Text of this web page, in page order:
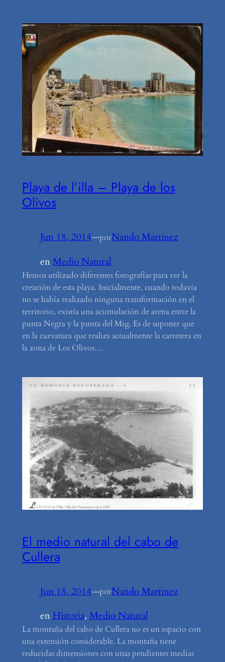
Playa de l’illa – Playa de los
Olivos
Jun 18, 2014—porNando Martinez
enMedio Natural
Hemos utilizado diferentes fotografías para ver la
creación de esta playa. Inicialmente, cuando todavía
no se había realizado ninguna transformación en el
territorio, existía una acumulación de arena entre la
punta Negra y la punta del Mig. Es de suponer que
en la curvatura que realiza actualmente la carretera en
la zona de Los Olivos…
El medio natural del cabo de
Cullera
Jun 18, 2014—porNando Martinez
en Historia, Medio Natural
La montaña del cabo de Cullera no es un espacio con
una extensión considerable. La montaña tiene
reducidas dimensiones con unas pendientes medias